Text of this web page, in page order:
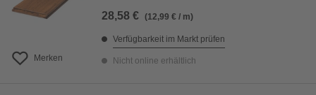
Merken
28,58 € (12,99 € / m)
Verfügbarkeit im Markt prüfen
Nicht online erhältlich